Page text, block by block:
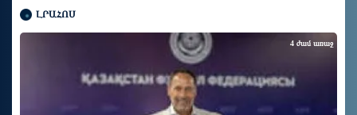
ԼՐԱՀՈՍ
4 ժամ առաջ